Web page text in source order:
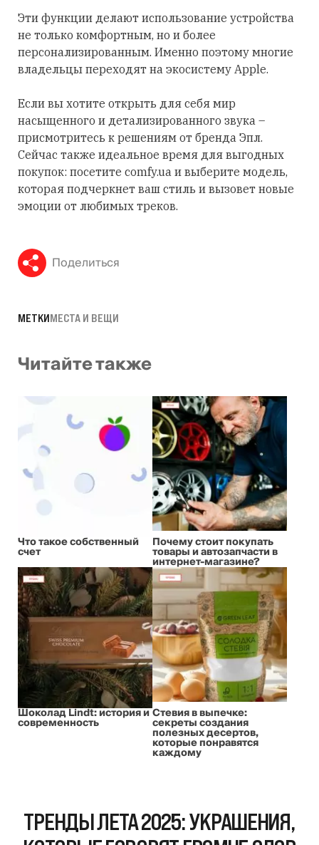
Эти функции делают использование устройства
не только комфортным, но и более
персонализированным. Именно поэтому многие
владельцы переходят на экосистему Apple.
Если вы хотите открыть для себя мир
насыщенного и детализированного звука –
присмотритесь к решениям от бренда Эпл.
Сейчас также идеальное время для выгодных
покупок: посетите comfy.ua и выберите модель,
которая подчеркнет ваш стиль и вызовет новые
эмоции от любимых треков.
Поделиться
МЕТКИМЕСТА И ВЕЩИ
Читайте также
Что такое собственный
счет
Почему стоит покупать
товары и автозапчасти в
интернет-магазине?
Шоколад Lindt: история и
современность
Стевия в выпечке:
секреты создания
полезных десертов,
которые понравятся
каждому
ТРЕНДЫ ЛЕТА 2025: УКРАШЕНИЯ,